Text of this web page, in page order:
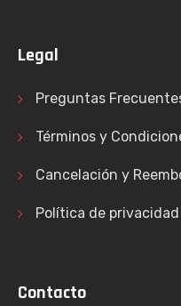
Legal
Preguntas
Términos y
Cancelación y
Política de privacidad
Contacto